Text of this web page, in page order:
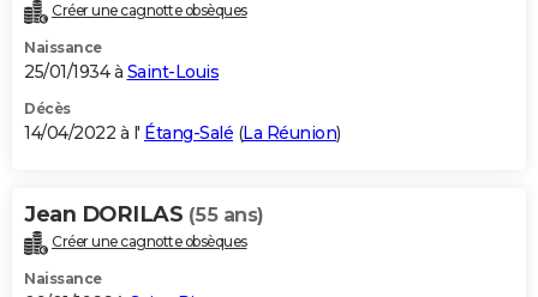
Créer une cagnotte obsèques
Naissance
25/01/1934 à Saint-Louis
Décès
14/04/2022 à l' Étang-Salé (La Réunion)
Jean DORILAS (55 ans)
Créer une cagnotte obsèques
Naissance